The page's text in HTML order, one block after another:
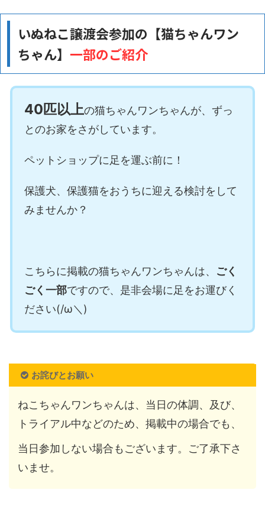
いぬねこ譲渡会参加の【猫ちゃんワン
ちゃん】 一部のご紹介
40匹以上の猫ちゃんワンちゃんが、ずっ
とのお家をさがしています。
ペットショップに足を運ぶ前に！
保護犬、保護猫をおうちに迎える検討をして
みませんか？
こちらに掲載の猫ちゃんワンちゃんは、 ごく
ごく一部ですので、是非会場に足をお運びく
ださい(/ω＼)
お詫びとお願い
ねこちゃんワンちゃんは、当日の体調、及び、
トライアル中などのため、掲載中の場合でも、
当日参加しない場合もございます。ご了承下さ
いませ。